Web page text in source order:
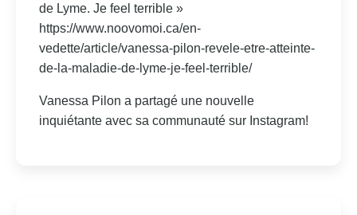
de Lyme. Je feel terrible »
https://www.noovomoi.ca/en-
vedette/article/vanessa-pilon-revele-etre-atteinte-
de-la-maladie-de-lyme-je-feel-terrible/
Vanessa Pilon a partagé une nouvelle
inquiétante avec sa communauté sur Instagram!